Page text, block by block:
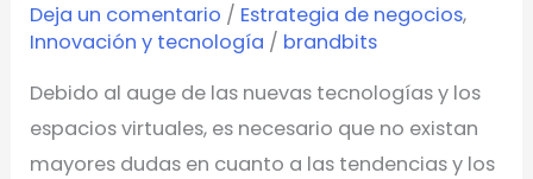
Deja un comentario / Estrategia de negocios,
Innovación y tecnología / brandbits
Debido al auge de las nuevas tecnologías y los
espacios virtuales, es necesario que no existan
mayores dudas en cuanto a las tendencias y los